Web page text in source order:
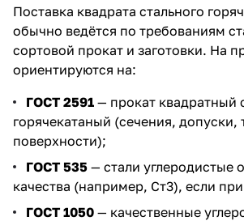
Поставка квадрата стального
обычно ведётся по требованиям
сортовой прокат и заготовки. На
ориентируются на:
ГОСТ 2591 — прокат квадратный
горячекатаный (сечения, допуски,
поверхности);
ГОСТ 535 — стали углеродистые
качества (например, Ст3), если
ГОСТ 1050 — качественные